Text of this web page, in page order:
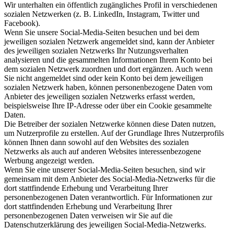
Wir unterhalten ein öffentlich zugängliches Profil in verschiedenen
sozialen Netzwerken (z. B. LinkedIn, Instagram, Twitter und
Facebook).
Wenn Sie unsere Social-Media-Seiten besuchen und bei dem
jeweiligen sozialen Netzwerk angemeldet sind, kann der Anbieter
des jeweiligen sozialen Netzwerks Ihr Nutzungsverhalten
analysieren und die gesammelten Informationen Ihrem Konto bei
dem sozialen Netzwerk zuordnen und dort ergänzen. Auch wenn
Sie nicht angemeldet sind oder kein Konto bei dem jeweiligen
sozialen Netzwerk haben, können personenbezogene Daten vom
Anbieter des jeweiligen sozialen Netzwerks erfasst werden,
beispielsweise Ihre IP-Adresse oder über ein Cookie gesammelte
Daten.
Die Betreiber der sozialen Netzwerke können diese Daten nutzen,
um Nutzerprofile zu erstellen. Auf der Grundlage Ihres Nutzerprofils
können Ihnen dann sowohl auf den Websites des sozialen
Netzwerks als auch auf anderen Websites interessenbezogene
Werbung angezeigt werden.
Wenn Sie eine unserer Social-Media-Seiten besuchen, sind wir
gemeinsam mit dem Anbieter des Social-Media-Netzwerks für die
dort stattfindende Erhebung und Verarbeitung Ihrer
personenbezogenen Daten verantwortlich. Für Informationen zur
dort stattfindenden Erhebung und Verarbeitung Ihrer
personenbezogenen Daten verweisen wir Sie auf die
Datenschutzerklärung des jeweiligen Social-Media-Netzwerks.